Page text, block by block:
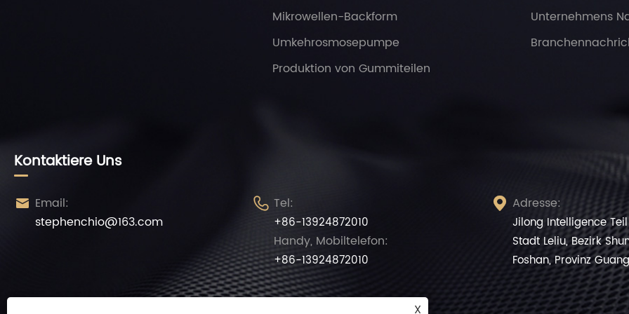
Mikrowellen-Backform
Umkehrosmosepumpe
Produktion von Gummiteilen
Unternehmens
Kontaktiere Uns
 Email:
stephenchio@163.com
 Tel:
+86-13924872010
Handy, Mobiltelefon:
+86-13924872010
 Adresse:
Jilong Intelligence
Stadt Leliu, Bezirk
Foshan, Provinz
X